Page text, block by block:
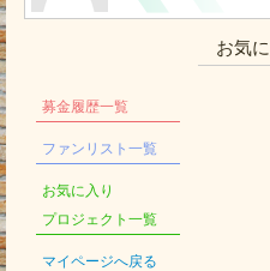
募金履歴一覧
ファンリスト一覧
お気に入り
プロジェクト一覧
マイページへ戻る
お気